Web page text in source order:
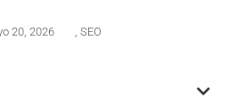
20, 2026 , SEO